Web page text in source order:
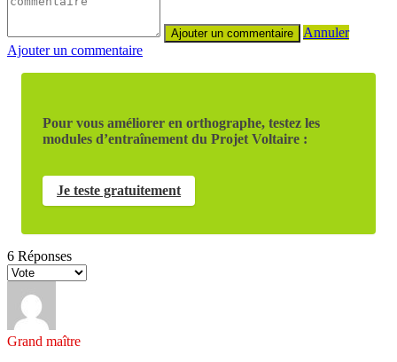
Annuler
Ajouter un commentaire
Pour vous améliorer en orthographe, testez les
modules d’entraînement du Projet Voltaire :
Je teste gratuitement
6 Réponses
Grand maître